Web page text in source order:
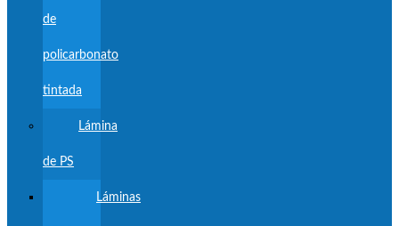
de
policarbonato
tintada
Lámina
de PS
Láminas